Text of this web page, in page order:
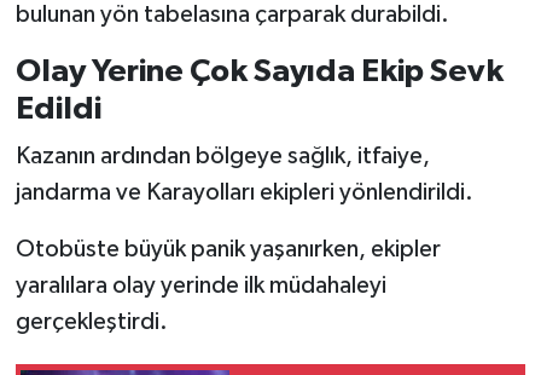
bulunan yön tabelasına çarparak durabildi.
Olay Yerine Çok Sayıda Ekip Sevk
Edildi
Kazanın ardından bölgeye sağlık, itfaiye,
jandarma ve Karayolları ekipleri yönlendirildi.
Otobüste büyük panik yaşanırken, ekipler
yaralılara olay yerinde ilk müdahaleyi
gerçekleştirdi.
MİZAH
TARİH
Genel
YEREL
BÖLGEDEN